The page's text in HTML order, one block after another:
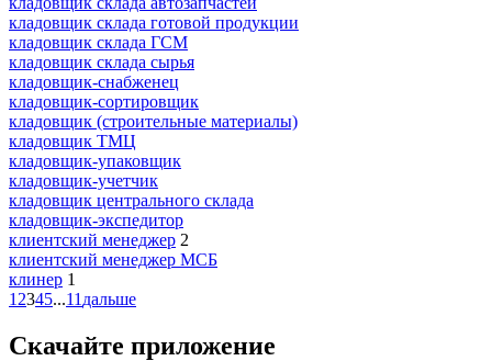
кладовщик склада готовой продукции
кладовщик склада ГСМ
кладовщик склада сырья
кладовщик-снабженец
кладовщик-сортировщик
кладовщик (строительные материалы)
кладовщик ТМЦ
кладовщик-упаковщик
кладовщик-учетчик
кладовщик центрального склада
кладовщик-экспедитор
клиентский менеджер 2
клиентский менеджер МСБ
клинер 1
1 2345...11 дальше
Скачайте приложение